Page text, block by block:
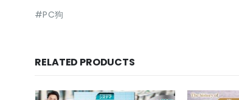
#PC狗
RELATED PRODUCTS